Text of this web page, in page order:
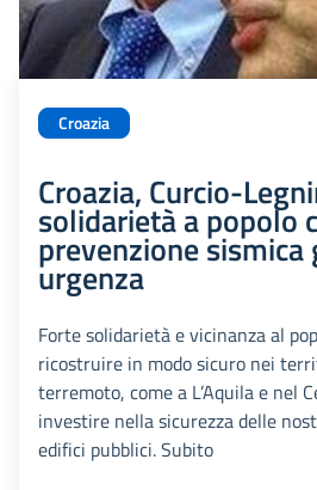
Croazia
Croazia, Curcio-
solidarietà a popolo
prevenzione sismica
urgenza
Forte solidarietà e vicinanza al
ricostruire in modo sicuro nei
terremoto, come a L’Aquila e nel
investire nella sicurezza delle
edifici pubblici. Subito